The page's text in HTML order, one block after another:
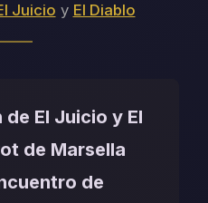
Juicio y El Diablo
El Juicio y El
de Marsella
de